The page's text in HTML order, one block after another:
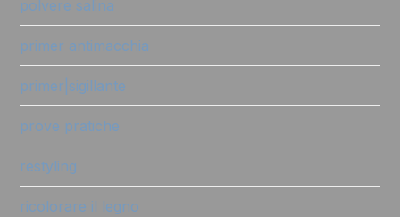
polvere salina
primer antimacchia
primer|sigillante
prove pratiche
restyling
ricolorare il legno